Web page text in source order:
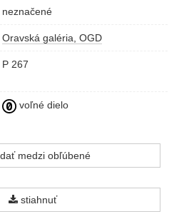
neznačené
Oravská galéria, OGD
P 267
voľné dielo
medzi obľúbené
stiahnuť